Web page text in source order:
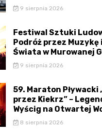
9 sierpnia 2026
Festiwal Sztuki
Podróż przez Muzykę
Świata w Murowanej
9 sierpnia 2026
59. Maraton Pływacki
przez Kiekrz” –
Wyścig na Otwartej
8 sierpnia 2026